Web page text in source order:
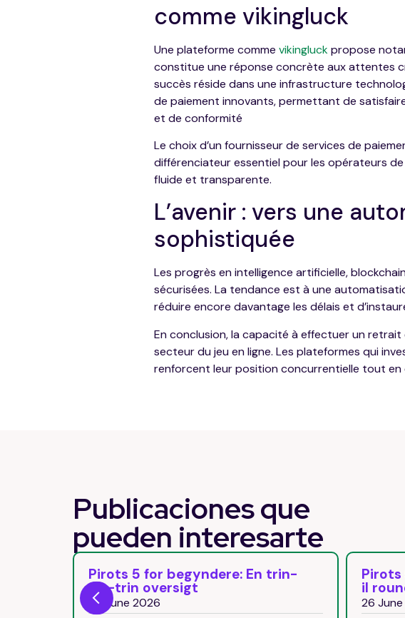
comme vikingluck
Une plateforme comme vikingluckpropose
constitue une réponse concrète aux attentes
succès réside dans une infrastructure
de paiement innovants, permettant de
et de conformité
Le choix d’un fournisseur de services de
différenciateur essentiel pour les opérateurs
fluide et transparente.
L’avenir : vers une
sophistiquée
Les progrès en intelligence artificielle,
sécurisées. La tendance est à une
réduire encore davantage les délais et
En conclusion, la capacité à effectuer un retrait
secteur du jeu en ligne. Les plateformes qui
renforcent leur position concurrentielle tout en
Publicaciones que
pueden interesarte
Pirots 5 for begyndere: En trin-
for-trin oversigt
29 June 2026
Pirots
il
26 June